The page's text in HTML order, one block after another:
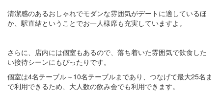
清潔感のあるおしゃれでモダンな雰囲気がデートに適しているほ
か、駅直結ということでお一人様席も充実していますよ。
さらに、店内には個室もあるので、落ち着いた雰囲気で飲食した
い接待シーンにもぴったりです。
個室は4名テーブル～10名テーブルまであり、つなげて最大25名ま
で利用できるため、大人数の飲み会でも利用できます。